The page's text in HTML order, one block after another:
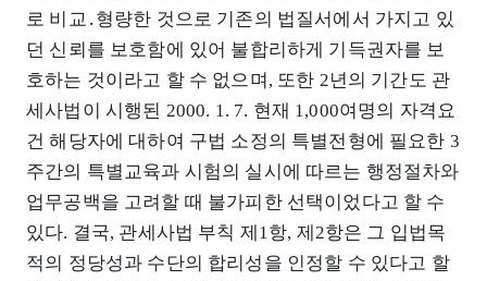
로 비교․형량한 것으로 기존의 법질서에서 가지고 있
던 신뢰를 보호함에 있어 불합리하게 기득권자를 보
호하는 것이라고 할 수 없으며, 또한 2년의 기간도 관
세사법이 시행된 2000. 1. 7. 현재 1,000여명의 자격요
건 해당자에 대하여 구법 소정의 특별전형에 필요한 3
주간의 특별교육과 시험의 실시에 따르는 행정절차와
업무공백을 고려할 때 불가피한 선택이었다고 할 수
있다. 결국, 관세사법 부칙 제1항, 제2항은 그 입법목
적의 정당성과 수단의 합리성을 인정할 수 있다고 할